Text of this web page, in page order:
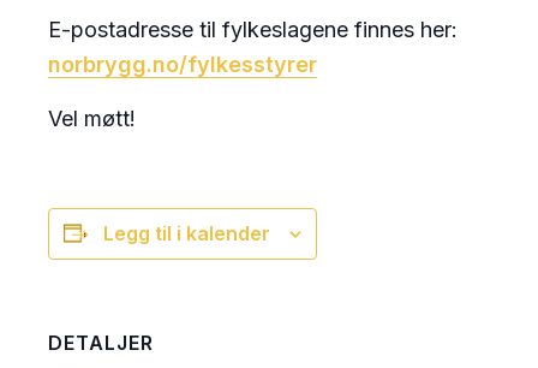
E-postadresse til fylkeslagene finnes her:
norbrygg.no/fylkesstyrer
Vel møtt!
Legg til i kalender
DETALJER